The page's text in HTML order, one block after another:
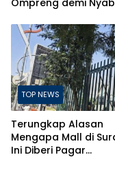
TOP NEWS
Terungkap Alasan
Mengapa Mall di
Ini Diberi Pagar